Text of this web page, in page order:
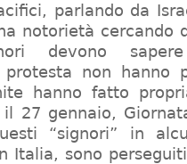
parlando da
notorietà cercando
devono
protesta non hanno
hanno fatto
27 gennaio,
“signori” in
Italia, sono